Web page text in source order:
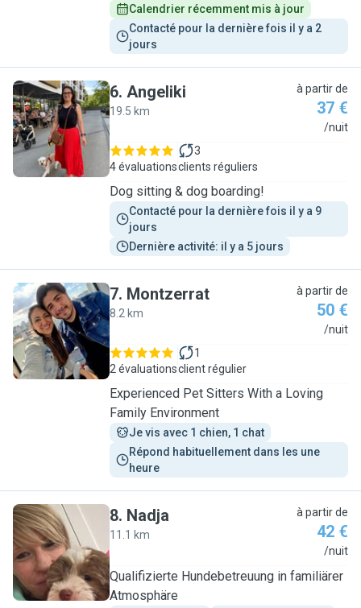
Calendrier récemment mis à jour
Contacté pour la dernière fois il y a 2
jours
A
6. Angeliki
19.5 km
à partir de
37 €
/nuit
4 évaluations
3
clients réguliers
Dog sitting & dog boarding!
Contacté pour la dernière fois il y a 9
jours
Dernière activité: il y a 5 jours
M
7. Montzerrat
8.2 km
à partir de
50 €
/nuit
2 évaluations
1
client régulier
Experienced Pet Sitters With a Loving
Family Environment
Je vis avec 1 chien, 1 chat
Répond habituellement dans les une
heure
N
8. Nadja
11.1 km
à partir de
42 €
/nuit
Qualifizierte Hundebetreuung in familiärer
Atmosphäre